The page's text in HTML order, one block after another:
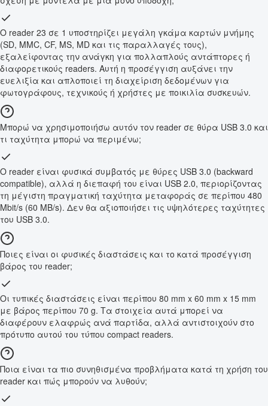
Ο reader 23 σε 1 υποστηρίζει μεγάλη γκάμα καρτών μνήμης
(SD, MMC, CF, MS, MD και τις παραλλαγές τους),
εξαλείφοντας την ανάγκη για πολλαπλούς αντάπτορες ή
διαφορετικούς readers. Αυτή η προσέγγιση αυξάνει την
ευελιξία και απλοποιεί τη διαχείριση δεδομένων για
φωτογράφους, τεχνικούς ή χρήστες με ποικιλία συσκευών.
Μπορώ να χρησιμοποιήσω αυτόν τον reader σε θύρα USB 3.0 και
τι ταχύτητα μπορώ να περιμένω;
Ο reader είναι φυσικά συμβατός με θύρες USB 3.0 (backward
compatible), αλλά η διεπαφή του είναι USB 2.0, περιορίζοντας
τη μέγιστη πραγματική ταχύτητα μεταφοράς σε περίπου 480
Mbit/s (60 MB/s). Δεν θα αξιοποιήσει τις υψηλότερες ταχύτητες
του USB 3.0.
Ποιες είναι οι φυσικές διαστάσεις και το κατά προσέγγιση
βάρος του reader;
Οι τυπικές διαστάσεις είναι περίπου 80 mm x 60 mm x 15 mm
με βάρος περίπου 70 g. Τα στοιχεία αυτά μπορεί να
διαφέρουν ελαφρώς ανά παρτίδα, αλλά αντιστοιχούν στο
πρότυπο αυτού του τύπου compact readers.
Ποια είναι τα πιο συνηθισμένα προβλήματα κατά τη χρήση του
reader και πώς μπορούν να λυθούν;